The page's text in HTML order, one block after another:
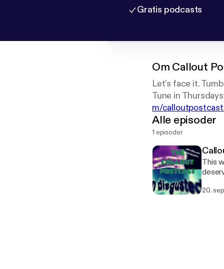
Gratis podcasts
Om Callout
Let's face it.
Tune in
m/
Alle episoder
1 episoder
This
here:
your
20.